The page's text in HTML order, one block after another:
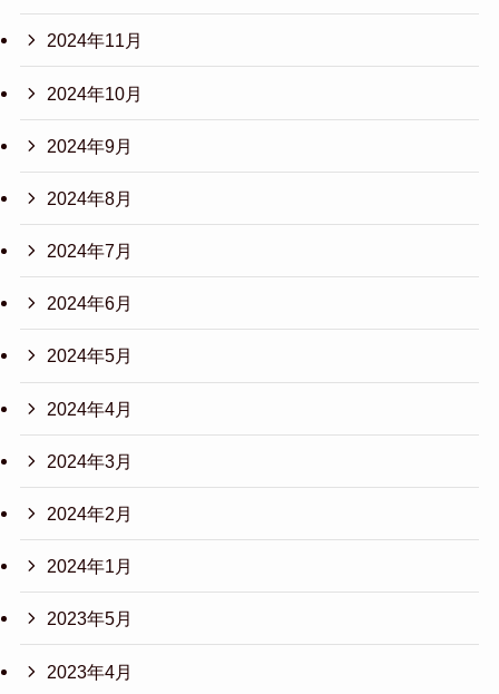
2024年11月
2024年10月
2024年9月
2024年8月
2024年7月
2024年6月
2024年5月
2024年4月
2024年3月
2024年2月
2024年1月
2023年5月
2023年4月